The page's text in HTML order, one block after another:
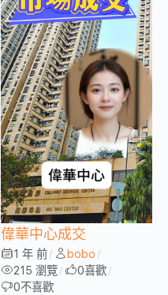
偉華中心成交
1 年 前 / bobo /
215 瀏覽 / 0喜歡 /
0不喜歡